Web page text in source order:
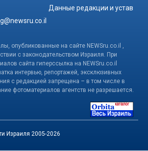
Данные редакции и устав
опубликованные на сайте NEWSru.co.il ,
с законодательством Израиля. При
сайта гиперссылка на NEWSru.co.il
интервью, репортажей, эксклюзивных
с редакцией запрещена – в том числе в
фотоматериалов агентств не разрешается.
Израиля 2005-2026